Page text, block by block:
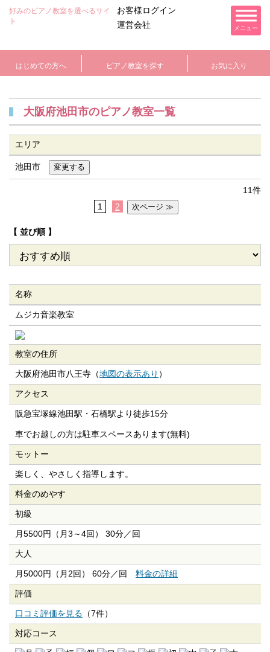
好みのピアノ教室を選べるサイ
ト
お客様ログイン
運営会社
メニュー
はじめての方へ ピアノ教室を探す お気に入り
大阪府池田市のピアノ教室一覧
エリア
池田市
11件
1
2
【 並び順 】
名称
ムジカ音楽教室
教室の住所
大阪府池田市八王寺（地図の表示あり ）
アクセス
阪急宝塚線池田駅・石橋駅より徒歩15分
車でお越しの方は駐車スペースあります(無料)
モットー
楽しく、やさしく指導します。
料金のめやす
初級
月5500円（月3～4回） 30分／回
大人
月5000円（月2回） 60分／回 料金の詳細
評価
口コミ評価を見る （7件）
対応コース